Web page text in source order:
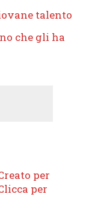
talento
che gli ha